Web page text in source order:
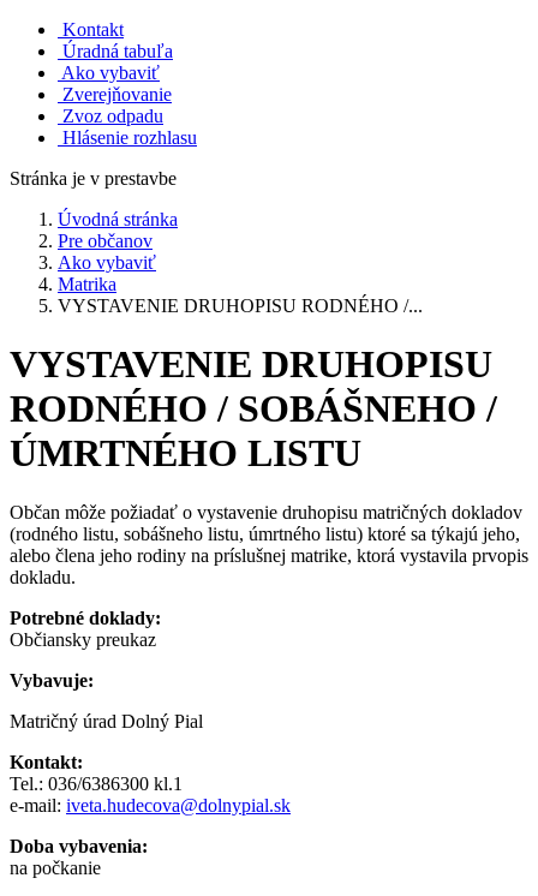
Kontakt
Úradná tabuľa
Ako vybaviť
Zverejňovanie
Zvoz odpadu
Hlásenie rozhlasu
Stránka je v prestavbe
Úvodná stránka
Pre občanov
Ako vybaviť
Matrika
VYSTAVENIE DRUHOPISU RODNÉHO /...
VYSTAVENIE DRUHOPISU
RODNÉHO / SOBÁŠNEHO /
ÚMRTNÉHO LISTU
Občan môže požiadať o vystavenie druhopisu matričných dokladov
(rodného listu, sobášneho listu, úmrtného listu) ktoré sa týkajú jeho,
alebo člena jeho rodiny na príslušnej matrike, ktorá vystavila prvopis
dokladu.
Potrebné doklady:
Občiansky preukaz
Vybavuje:
Matričný úrad Dolný Pial
Kontakt:
Tel.: 036/6386300 kl.1
e-mail: iveta.hudecova@dolnypial.sk
Doba vybavenia:
na počkanie